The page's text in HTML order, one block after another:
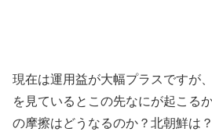
現在は運用益が大幅プラスですが
を見ているとこの先なにが起こる
の摩擦はどうなるのか？北朝鮮は